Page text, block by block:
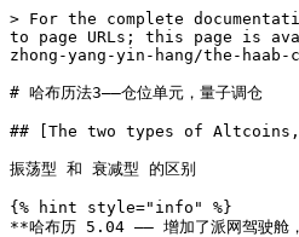
> For the complete
to page URLs; this page is
zhong-yang-yin-hang/the-
# 哈布历法3——仓位单元，量子调仓
## [The two types of
振荡型 和 衰减型 的区别
{% hint style="info" %}
**哈布历 5.04 —— 增加了派网驾驶舱